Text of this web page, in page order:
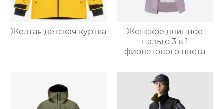
Желтая детская куртка
Женское длинное
пальто 3 в 1
фиолетового цвета